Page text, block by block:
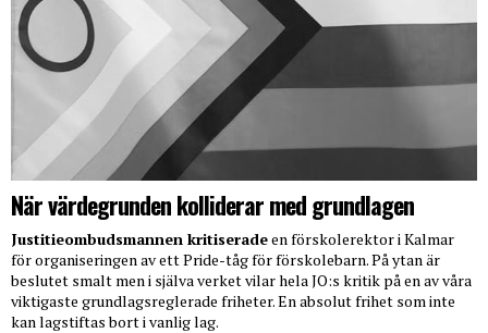
När värdegrunden kolliderar med grundlagen
Justitieombudsmannen kritiseradeen förskolerektor i Kalmar
för organiseringen av ett Pride-tåg för förskolebarn. På ytan är
beslutet smalt men i själva verket vilar hela JO:s kritik på en av våra
viktigaste grundlagsreglerade friheter. En absolut frihet som inte
kan lagstiftas bort i vanlig lag.